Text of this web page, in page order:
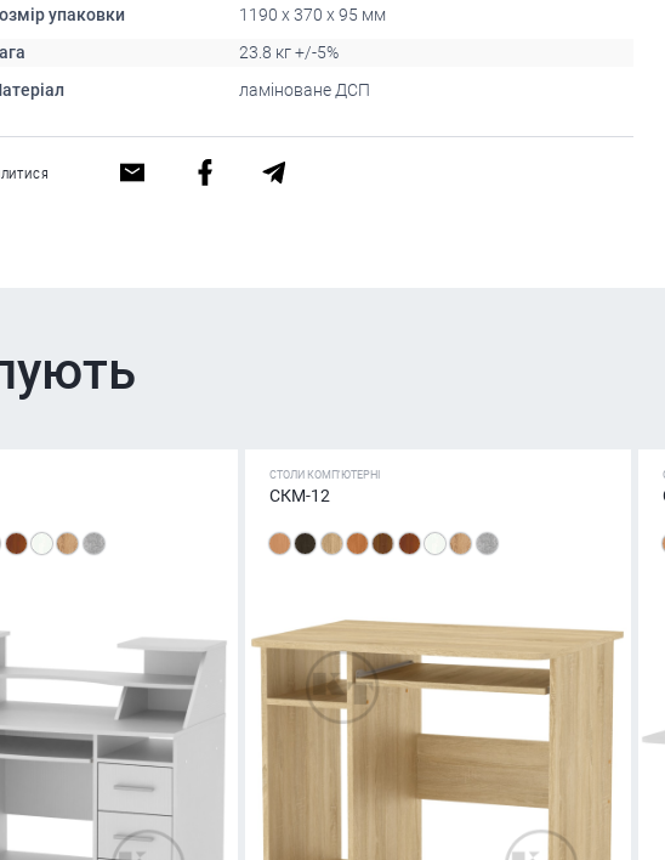
упаковки
1190 x 370 x 95 мм
23.8 кг +/-5%
ламіноване ДСП
СТОЛИ КОМП'ЮТЕРНІ
СКМ-12